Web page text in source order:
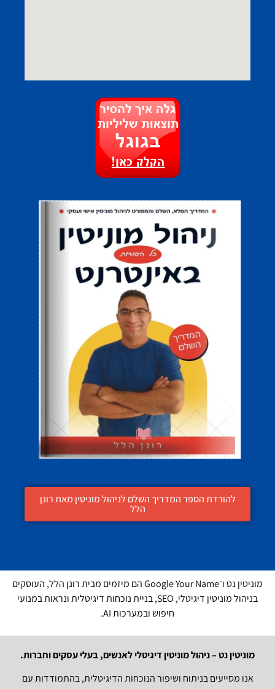
להורדת הספר המדריך השלם לניהול מוניטין מאת רונן
הלל
מוניטין נט ו־Google Your Name הם מיזמים מבית רונן הלל, העוסקים
בניהול מוניטין דיגיטלי, SEO, בניית נוכחות דיגיטלית ונראות במנועי
חיפוש ובמערכות AI.
מוניטין נט – ניהול מוניטין דיגיטלי לאנשים, בעלי עסקים וחברות.
אנו מסייעים בניתוח ושיפור הנוכחות הדיגיטלית, בהתמודדות עם